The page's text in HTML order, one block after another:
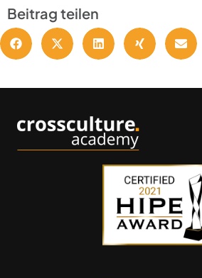
Beitrag teilen